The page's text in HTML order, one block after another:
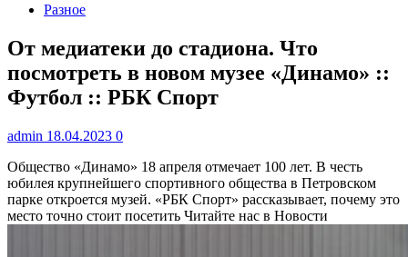
Разное
От медиатеки до стадиона. Что
посмотреть в новом музее «Динамо» ::
Футбол :: РБК Спорт
admin 18.04.2023 0
Общество «Динамо» 18 апреля отмечает 100 лет. В честь
юбилея крупнейшего спортивного общества в Петровском
парке откроется музей. «РБК Спорт» рассказывает, почему это
место точно стоит посетить Читайте нас в Новости